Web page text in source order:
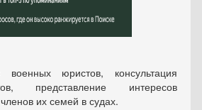
юристов, консультация
представление интересов
их семей в судах.